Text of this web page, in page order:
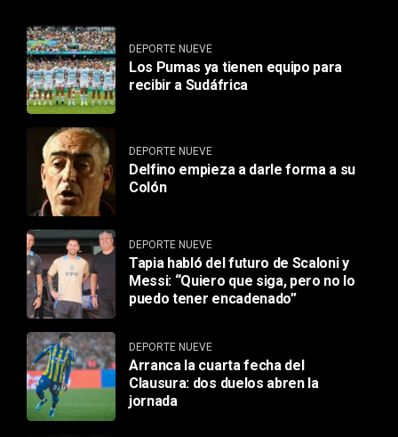
DEPORTE NUEVE
Los Pumas ya tienen equipo para
recibir a Sudáfrica
DEPORTE NUEVE
Delfino empieza a darle forma a su
Colón
DEPORTE NUEVE
Tapia habló del futuro de Scaloni y
Messi: “Quiero que siga, pero no lo
puedo tener encadenado”
DEPORTE NUEVE
Arranca la cuarta fecha del
Clausura: dos duelos abren la
jornada